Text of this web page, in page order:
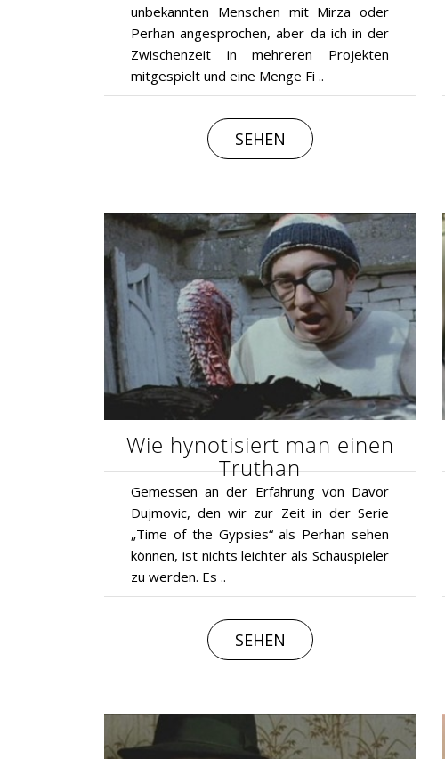
unbekannten Menschen mit Mirza oder
Perhan angesprochen, aber da ich in der
Zwischenzeit in mehreren Projekten
mitgespielt und eine Menge Fi ..
SEHEN
Wie hynotisiert man einen
Truthan
Gemessen an der Erfahrung von Davor
Dujmovic, den wir zur Zeit in der Serie
„Time of the Gypsies“ als Perhan sehen
können, ist nichts leichter als Schauspieler
zu werden. Es ..
SEHEN